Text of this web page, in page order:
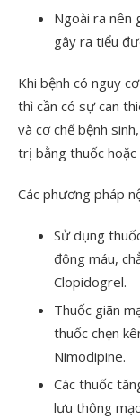
Ngoài ra nên
gây ra tiểu
Khi bệnh có nguy
thì cần có sự can
và cơ chế bệnh
trị bằng thuốc hoặc
Các phương pháp
Sử dụng
đông máu,
Clopidogrel.
Thuốc giãn
thuốc chẹn
Nimodipine.
Các thuốc
lưu thông